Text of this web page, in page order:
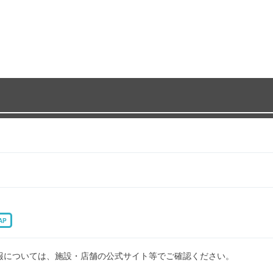
ついては、施設・店舗の公式サイト等でご確認ください。